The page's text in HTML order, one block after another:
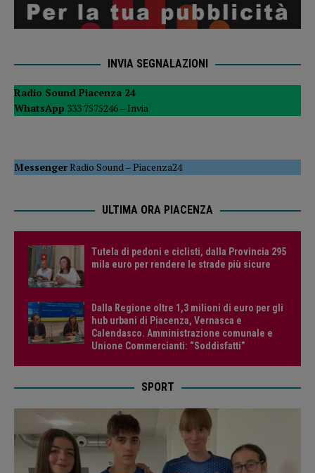
INVIA SEGNALAZIONI
Radio Sound Piacenza 24
WhatsApp 333 7575246 – Invia
MessengerRadio Sound–Piacenza24
ULTIMA ORA PIACENZA
Tutela di pedoni e ciclisti, dalla Provincia 295
mila euro per rendere le strade più sicure
Dalla Regione oltre 1,3 milioni di euro per gli
hub urbani di Piacenza, Vernasca e
Calendasco. Amministrazione comunale e
Unione Commercianti: “Soddisfatti”
SPORT